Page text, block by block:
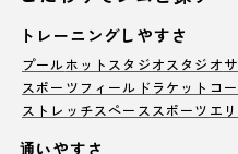
トレーニングしやすさ
プールホットスタジオ スタジオ
スポーツフィールド ラケットコ
ストレッチスペース スポーツエ
通いやすさ